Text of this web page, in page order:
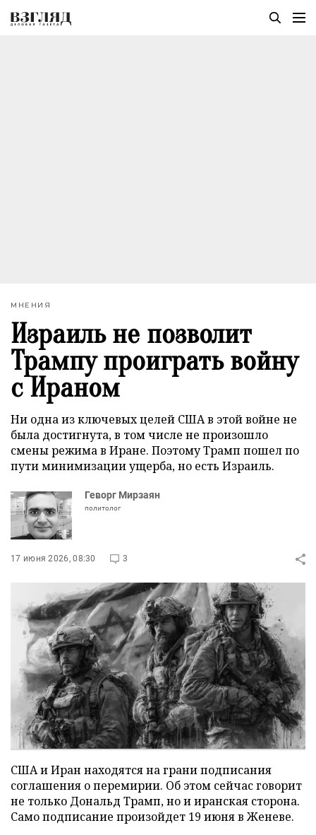
МНЕНИЯ
Израиль не позволит
Трампу проиграть войну
с Ираном
Ни одна из ключевых целей США в этой войне не
была достигнута, в том числе не произошло
смены режима в Иране. Поэтому Трамп пошел по
пути минимизации ущерба, но есть Израиль.
Геворг Мирзаян
политолог
17 июня 2026, 08:30 3
США и Иран находятся на грани подписания
соглашения о перемирии. Об этом сейчас говорит
не только Дональд Трамп, но и иранская сторона.
Само подписание произойдет 19 июня в Женеве.